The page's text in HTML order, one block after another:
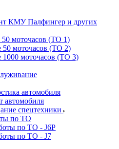
КМУ Палфингер и других
моточасов (ТО 1)
моточасов (ТО 2)
моточасов (ТО 3)
автомобиля
автомобиля
спецтехники
по ТО
по ТО - J6P
по ТО - J7